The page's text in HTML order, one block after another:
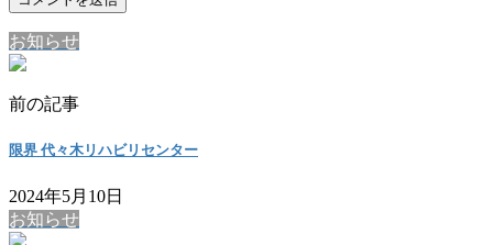
お知らせ
前の記事
限界 代々木リハビリセンター
2024年5月10日
お知らせ